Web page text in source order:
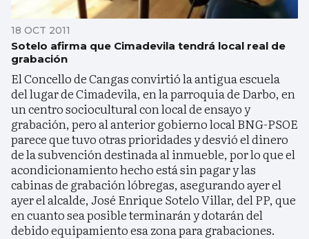
18 OCT 2011
Sotelo afirma que Cimadevila tendrá local real de
grabación
El Concello de Cangas convirtió la antigua escuela
del lugar de Cimadevila, en la parroquia de Darbo, en
un centro sociocultural con local de ensayo y
grabación, pero al anterior gobierno local BNG-PSOE
parece que tuvo otras prioridades y desvió el dinero
de la subvención destinada al inmueble, por lo que el
acondicionamiento hecho está sin pagar y las
cabinas de grabación lóbregas, asegurando ayer el
ayer el alcalde, José Enrique Sotelo Villar, del PP, que
en cuanto sea posible terminarán y dotarán del
debido equipamiento esa zona para grabaciones.